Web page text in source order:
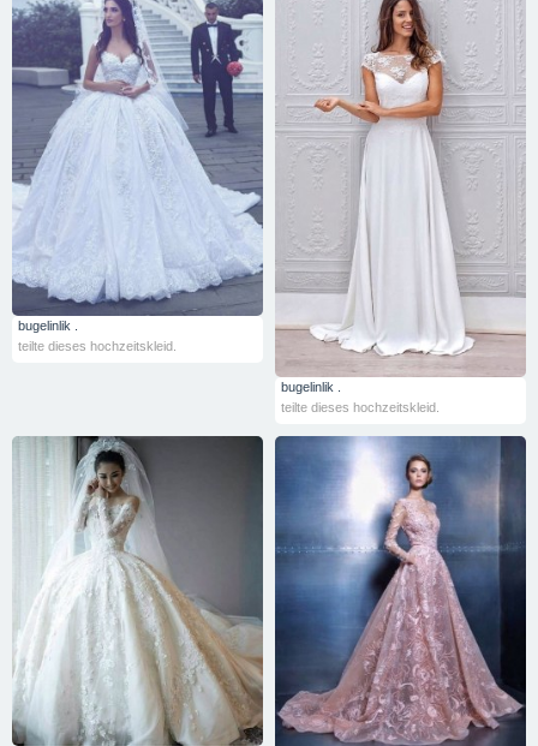
bugelinlik .
teilte dieses hochzeitskleid.
bugelinlik .
teilte dieses hochzeitskleid.